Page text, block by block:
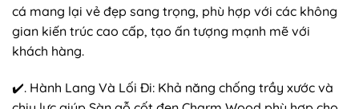
cá mang lại vẻ đẹp sang trọng, phù hợp với các không
gian kiến trúc cao cấp, tạo ấn tượng mạnh mẽ với
khách hàng.
✔️. Hành Lang Và Lối Đi: Khả năng chống trầy xước và